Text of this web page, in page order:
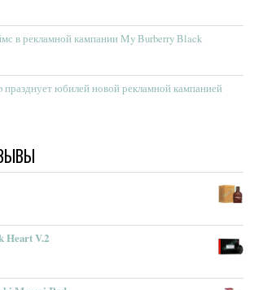
в рекламной кампании My Burberry Black
празднует юбилей новой рекламной кампанией
Heart V.2